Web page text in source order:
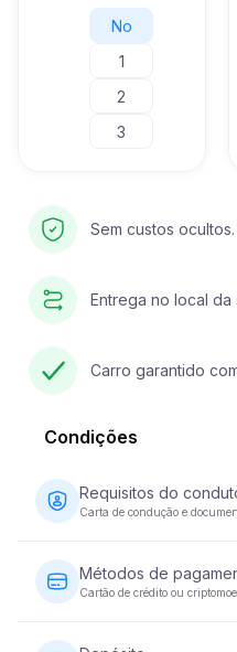
No
1
2
3
Sem custos
Entrega no local
Carro garantido
Condições
Requisitos do
Carta de condução e
possuir uma carta de
necessário um
bilhete de identidade
pelo menos 2 anos.
Métodos de
Cartão de crédito ou